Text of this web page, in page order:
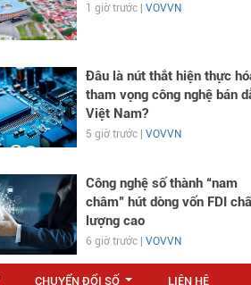
1 giờ trước | VOVVN
Đâu là nút thắt hiện thực
tham vọng công nghệ bán
Việt Nam?
5 giờ trước | VOVVN
Công nghệ số thành “nam
châm” hút dòng vốn FDI
lượng cao
6 giờ trước | VOVVN
CHUYỂN ĐỔI SỐ LIÊN HỆ